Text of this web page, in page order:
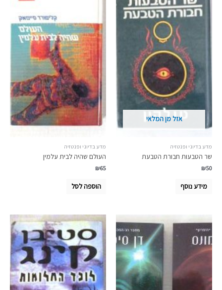
אזל מן המלאי
מדע בדיוני ופנטזיה
שר הטבעות חבורת הטבעת
₪50
מידע נוסף
מדע בדיוני ופנטזיה
העולם שהיה לבית עלמין
₪65
הוספה לסל